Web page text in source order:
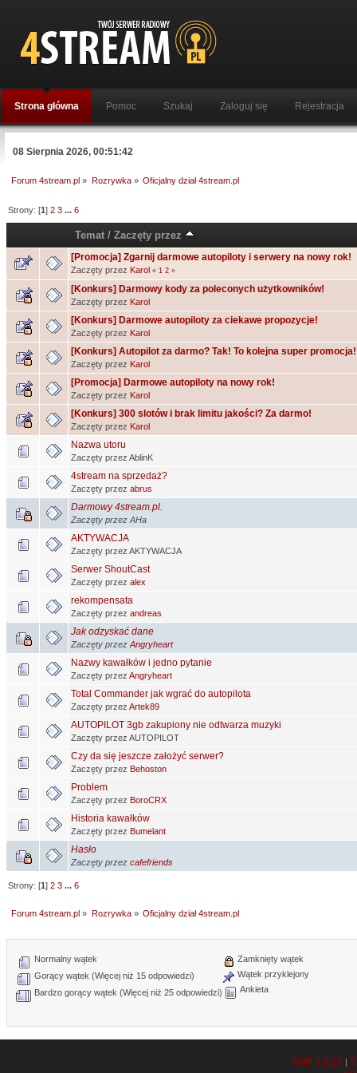
Strona główna Pomoc Szukaj Zaloguj się Rejestracja
08 Sierpnia 2026, 00:51:42
Forum 4stream.pl » Rozrywka» Oficjalny dział 4stream.pl
Strony: [1]2 3 ...6
Temat /Zaczęty przez
[Promocja] Zgarnij darmowe autopiloty i serwery na nowy rok!
Zaczęty przez Karol « 1 2 »
[Konkurs] Darmowy kody za poleconych użytkowników!
Zaczęty przez Karol
[Konkurs] Darmowe autopiloty za ciekawe propozycje!
Zaczęty przez Karol
[Konkurs] Autopilot za darmo? Tak! To kolejna super promocja!
Zaczęty przez Karol
[Promocja] Darmowe autopiloty na nowy rok!
Zaczęty przez Karol
[Konkurs] 300 slotów i brak limitu jakości? Za darmo!
Zaczęty przez Karol
Nazwa utoru
Zaczęty przez AblinK
4stream na sprzedaż?
Zaczęty przez abrus
Darmowy 4stream.pl.
Zaczęty przez AHa
AKTYWACJA
Zaczęty przez AKTYWACJA
Serwer ShoutCast
Zaczęty przez alex
rekompensata
Zaczęty przez andreas
Jak odzyskać dane
Zaczęty przez Angryheart
Nazwy kawałków i jedno pytanie
Zaczęty przez Angryheart
Total Commander jak wgrać do autopilota
Zaczęty przez Artek89
AUTOPILOT 3gb zakupiony nie odtwarza muzyki
Zaczęty przez AUTOPILOT
Czy da się jeszcze założyć serwer?
Zaczęty przez Behoston
Problem
Zaczęty przez BoroCRX
Historia kawałków
Zaczęty przez Bumelant
Hasło
Zaczęty przez cafefriends
Strony: [1]2 3 ...6
Forum 4stream.pl » Rozrywka» Oficjalny dział 4stream.pl
Normalny wątek
Gorący wątek (Więcej niż 15 odpowiedzi)
Bardzo gorący wątek (Więcej niż 25 odpowiedzi)
Zamknięty wątek
Wątek przyklejony
Ankieta
SMF 2.0.19 |